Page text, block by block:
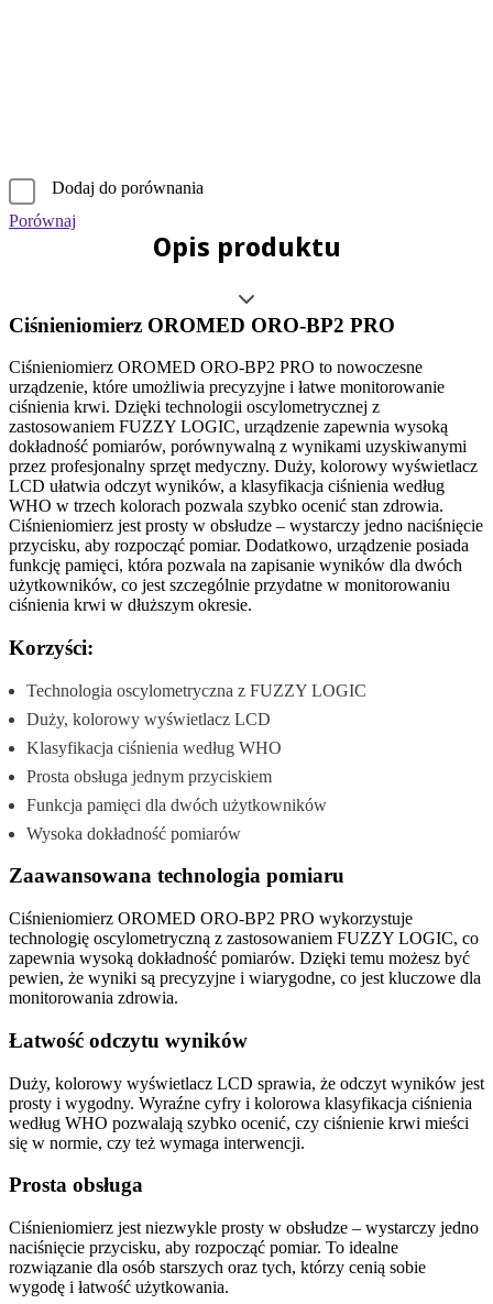
Dodaj do porównania
Porównaj
Opis produktu
Ciśnieniomierz OROMED ORO-BP2 PRO
Ciśnieniomierz OROMED ORO-BP2 PRO to nowoczesne
urządzenie, które umożliwia precyzyjne i łatwe monitorowanie
ciśnienia krwi. Dzięki technologii oscylometrycznej z
zastosowaniem FUZZY LOGIC, urządzenie zapewnia wysoką
dokładność pomiarów, porównywalną z wynikami uzyskiwanymi
przez profesjonalny sprzęt medyczny. Duży, kolorowy wyświetlacz
LCD ułatwia odczyt wyników, a klasyfikacja ciśnienia według
WHO w trzech kolorach pozwala szybko ocenić stan zdrowia.
Ciśnieniomierz jest prosty w obsłudze – wystarczy jedno naciśnięcie
przycisku, aby rozpocząć pomiar. Dodatkowo, urządzenie posiada
funkcję pamięci, która pozwala na zapisanie wyników dla dwóch
użytkowników, co jest szczególnie przydatne w monitorowaniu
ciśnienia krwi w dłuższym okresie.
Korzyści:
Technologia oscylometryczna z FUZZY LOGIC
Duży, kolorowy wyświetlacz LCD
Klasyfikacja ciśnienia według WHO
Prosta obsługa jednym przyciskiem
Funkcja pamięci dla dwóch użytkowników
Wysoka dokładność pomiarów
Zaawansowana technologia pomiaru
Ciśnieniomierz OROMED ORO-BP2 PRO wykorzystuje
technologię oscylometryczną z zastosowaniem FUZZY LOGIC, co
zapewnia wysoką dokładność pomiarów. Dzięki temu możesz być
pewien, że wyniki są precyzyjne i wiarygodne, co jest kluczowe dla
monitorowania zdrowia.
Łatwość odczytu wyników
Duży, kolorowy wyświetlacz LCD sprawia, że odczyt wyników jest
prosty i wygodny. Wyraźne cyfry i kolorowa klasyfikacja ciśnienia
według WHO pozwalają szybko ocenić, czy ciśnienie krwi mieści
się w normie, czy też wymaga interwencji.
Prosta obsługa
Ciśnieniomierz jest niezwykle prosty w obsłudze – wystarczy jedno
naciśnięcie przycisku, aby rozpocząć pomiar. To idealne
rozwiązanie dla osób starszych oraz tych, którzy cenią sobie
wygodę i łatwość użytkowania.